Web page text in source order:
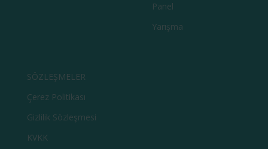
Panel
Yarışma
SÖZLEŞMELER
Çerez Politikası
Gizlilik Sözleşmesi
KVKK